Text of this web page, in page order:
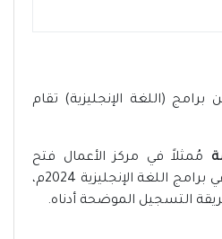
برامج (اللغة الإنجليزية) تقام
مُمثلاً في مركز الأعمال فتح
التسجيل (رجال / نساء) في برامج اللغة الإنجليزية 2024م،
التسجيل الموضحة أدناه.